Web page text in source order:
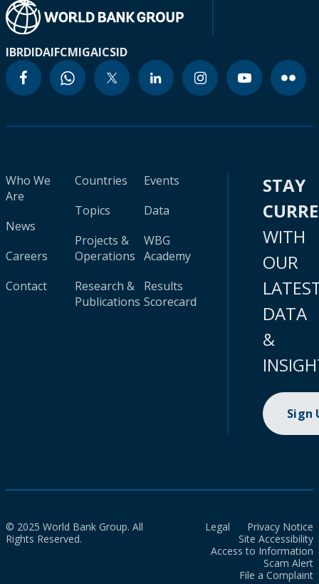
IBRDIDAIFCMIGAICSID
Who We
Are
News
Careers
Contact
Countries
Topics
Projects &
Operations
Research &
Publications
Events
Data
WBG
Academy
Results
Scorecard
STAY
WITH
OUR
DATA
&
Sign
© 2025 World Bank Group. All
Rights Reserved.
Legal
Privacy Notice
Site Accessibility
Access to Information
Scam Alert
File a Complaint